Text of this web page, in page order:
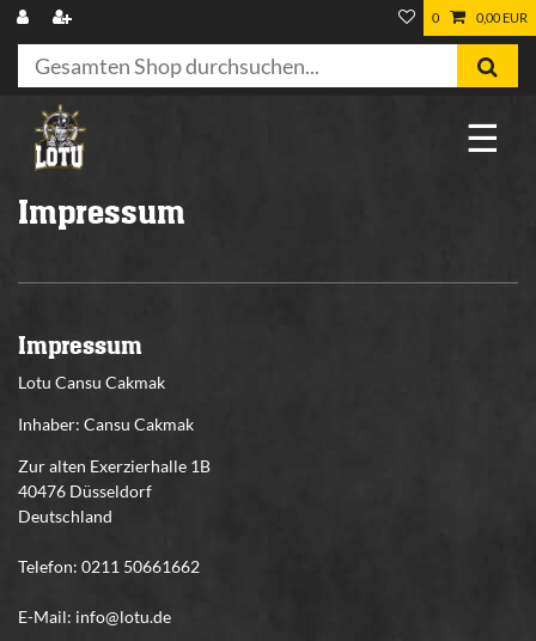
0 0,00 EUR
☰
Impressum
Impressum
Lotu Cansu Cakmak
Inhaber: Cansu Cakmak
Zur alten Exerzierhalle 1B
40476 Düsseldorf
Deutschland
Telefon: 0211 50661662
E-Mail: info@lotu.de